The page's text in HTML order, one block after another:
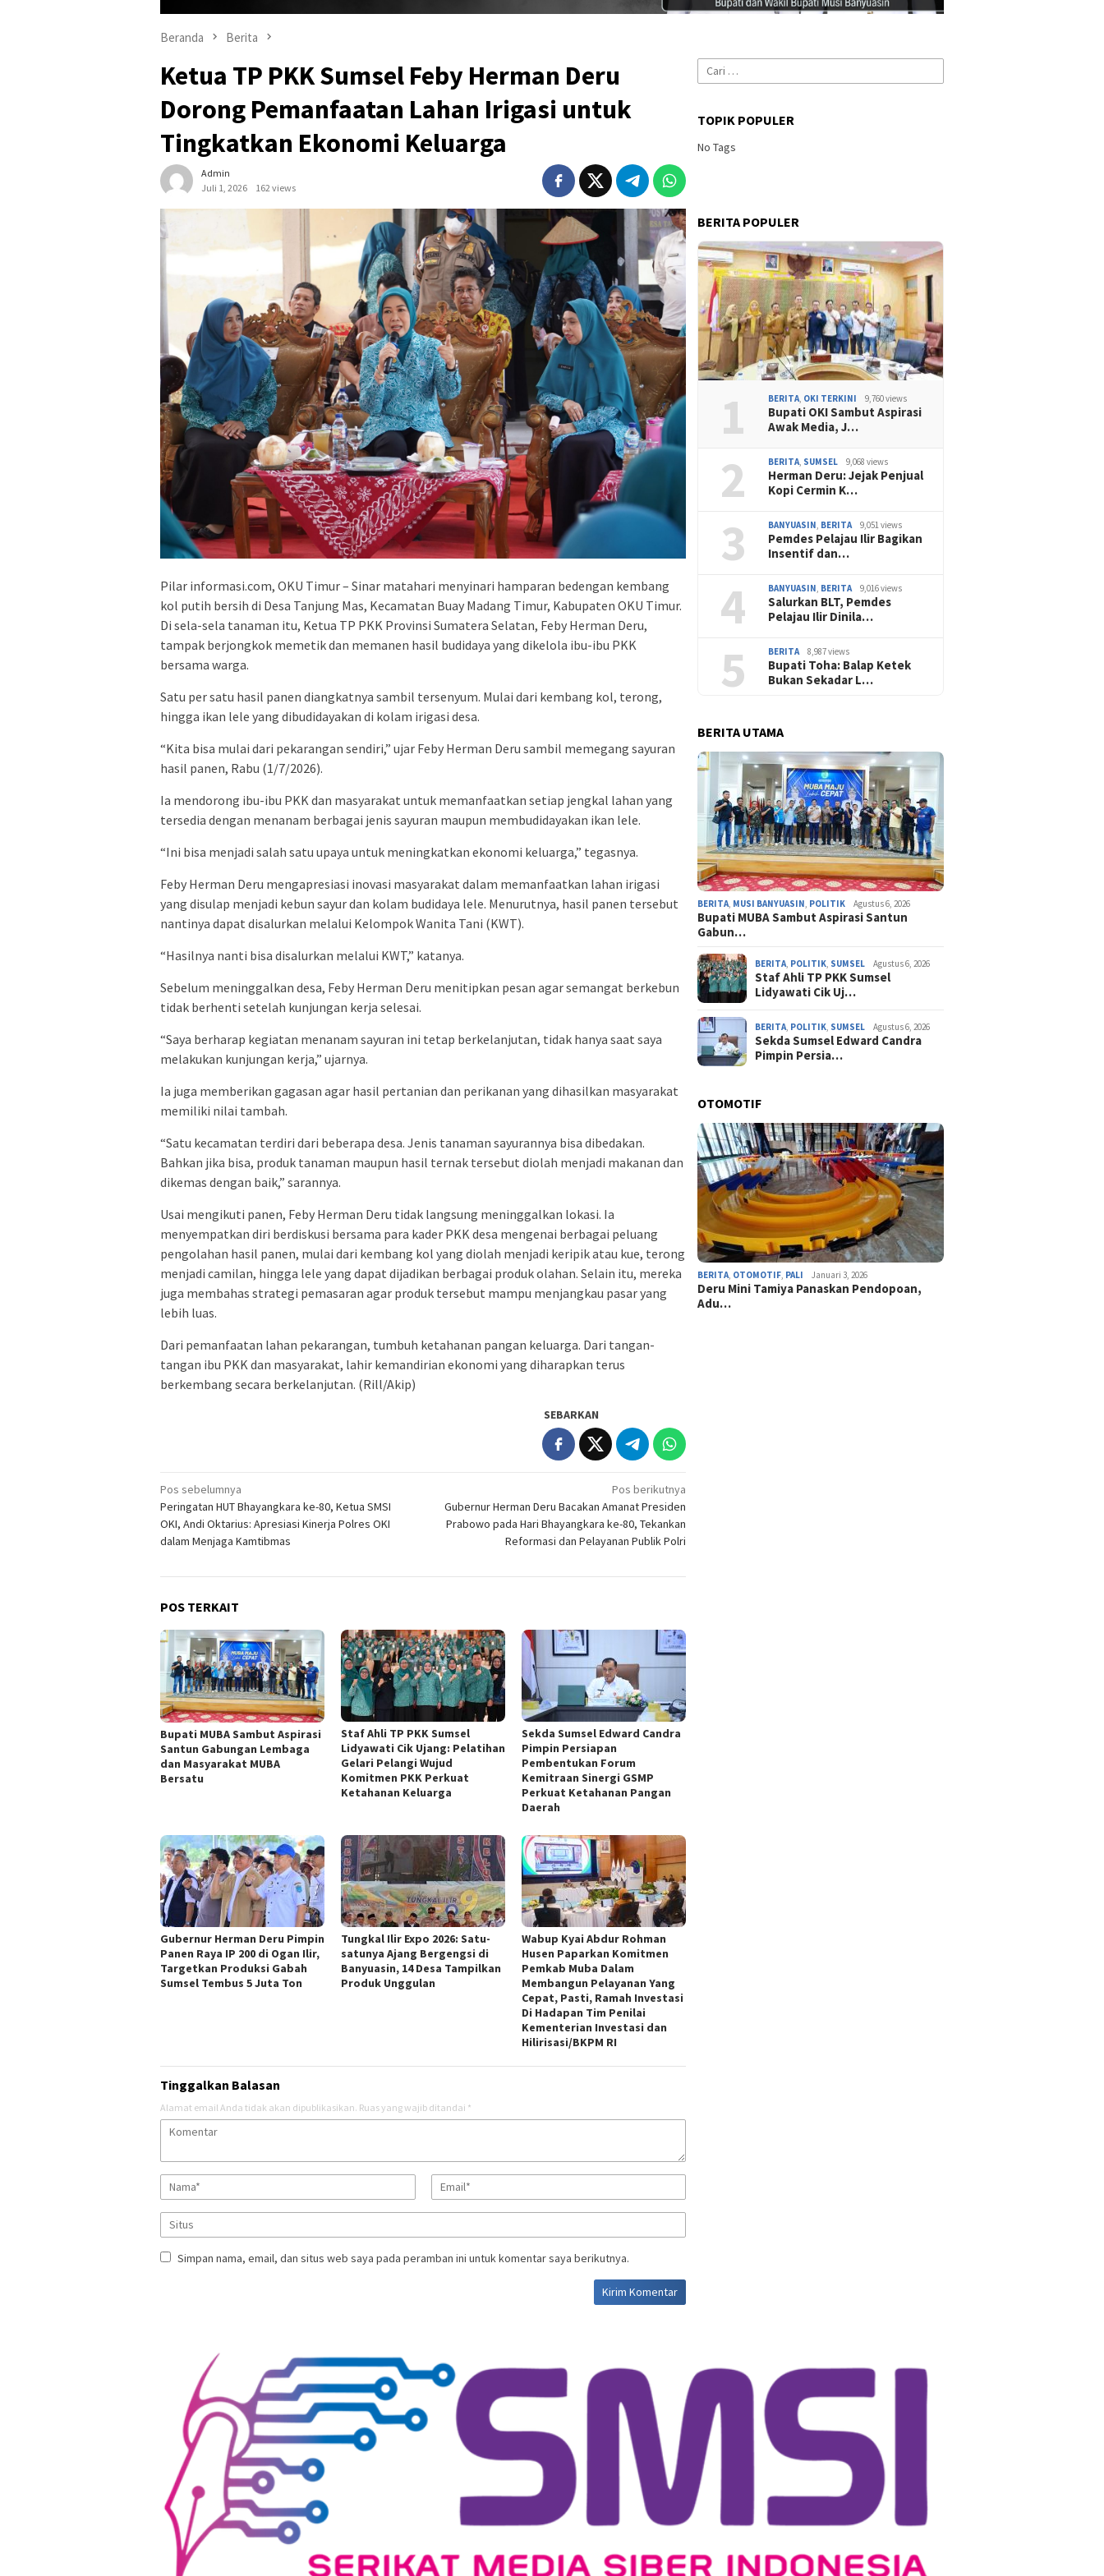
Beranda Berita
Ketua TP PKK Sumsel Feby Herman Deru
Dorong Pemanfaatan Lahan Irigasi untuk
Tingkatkan Ekonomi Keluarga
Admin
Juli 1, 2026
162 views
Pilar informasi.com, OKU Timur – Sinar matahari menyinari hamparan bedengan kembang
kol putih bersih di Desa Tanjung Mas, Kecamatan Buay Madang Timur, Kabupaten OKU Timur.
Di sela-sela tanaman itu, Ketua TP PKK Provinsi Sumatera Selatan, Feby Herman Deru,
tampak berjongkok memetik dan memanen hasil budidaya yang dikelola ibu-ibu PKK
bersama warga.
Satu per satu hasil panen diangkatnya sambil tersenyum. Mulai dari kembang kol, terong,
hingga ikan lele yang dibudidayakan di kolam irigasi desa.
“Kita bisa mulai dari pekarangan sendiri,” ujar Feby Herman Deru sambil memegang sayuran
hasil panen, Rabu (1/7/2026).
Ia mendorong ibu-ibu PKK dan masyarakat untuk memanfaatkan setiap jengkal lahan yang
tersedia dengan menanam berbagai jenis sayuran maupun membudidayakan ikan lele.
“Ini bisa menjadi salah satu upaya untuk meningkatkan ekonomi keluarga,” tegasnya.
Feby Herman Deru mengapresiasi inovasi masyarakat dalam memanfaatkan lahan irigasi
yang disulap menjadi kebun sayur dan kolam budidaya lele. Menurutnya, hasil panen tersebut
nantinya dapat disalurkan melalui Kelompok Wanita Tani (KWT).
“Hasilnya nanti bisa disalurkan melalui KWT,” katanya.
Sebelum meninggalkan desa, Feby Herman Deru menitipkan pesan agar semangat berkebun
tidak berhenti setelah kunjungan kerja selesai.
“Saya berharap kegiatan menanam sayuran ini tetap berkelanjutan, tidak hanya saat saya
melakukan kunjungan kerja,” ujarnya.
Ia juga memberikan gagasan agar hasil pertanian dan perikanan yang dihasilkan masyarakat
memiliki nilai tambah.
“Satu kecamatan terdiri dari beberapa desa. Jenis tanaman sayurannya bisa dibedakan.
Bahkan jika bisa, produk tanaman maupun hasil ternak tersebut diolah menjadi makanan dan
dikemas dengan baik,” sarannya.
Usai mengikuti panen, Feby Herman Deru tidak langsung meninggalkan lokasi. Ia
menyempatkan diri berdiskusi bersama para kader PKK desa mengenai berbagai peluang
pengolahan hasil panen, mulai dari kembang kol yang diolah menjadi keripik atau kue, terong
menjadi camilan, hingga lele yang dapat dijadikan berbagai produk olahan. Selain itu, mereka
juga membahas strategi pemasaran agar produk tersebut mampu menjangkau pasar yang
lebih luas.
Dari pemanfaatan lahan pekarangan, tumbuh ketahanan pangan keluarga. Dari tangan-
tangan ibu PKK dan masyarakat, lahir kemandirian ekonomi yang diharapkan terus
berkembang secara berkelanjutan. (Rill/Akip)
SEBARKAN
Navigasi
pos
Pos sebelumnya
Peringatan HUT Bhayangkara ke-80, Ketua SMSI
OKI, Andi Oktarius: Apresiasi Kinerja Polres OKI
dalam Menjaga Kamtibmas
Pos berikutnya
Gubernur Herman Deru Bacakan Amanat Presiden
Prabowo pada Hari Bhayangkara ke-80, Tekankan
Reformasi dan Pelayanan Publik Polri
POS TERKAIT
Bupati MUBA Sambut Aspirasi
Santun Gabungan Lembaga
dan Masyarakat MUBA
Bersatu
Staf Ahli TP PKK Sumsel
Lidyawati Cik Ujang: Pelatihan
Gelari Pelangi Wujud
Komitmen PKK Perkuat
Ketahanan Keluarga
Sekda Sumsel Edward Candra
Pimpin Persiapan
Pembentukan Forum
Kemitraan Sinergi GSMP
Perkuat Ketahanan Pangan
Daerah
Gubernur Herman Deru Pimpin
Panen Raya IP 200 di Ogan Ilir,
Targetkan Produksi Gabah
Sumsel Tembus 5 Juta Ton
Tungkal Ilir Expo 2026: Satu-
satunya Ajang Bergengsi di
Banyuasin, 14 Desa Tampilkan
Produk Unggulan
Wabup Kyai Abdur Rohman
Husen Paparkan Komitmen
Pemkab Muba Dalam
Membangun Pelayanan Yang
Cepat, Pasti, Ramah Investasi
Di Hadapan Tim Penilai
Kementerian Investasi dan
Hilirisasi/BKPM RI
Tinggalkan Balasan
Alamat email Anda tidak akan dipublikasikan. Ruas yang wajib ditandai *
Simpan nama, email, dan situs web saya pada peramban ini untuk komentar saya berikutnya.
Cari
untuk:
TOPIK POPULER
No Tags
BERITA POPULER
1 BERITA, OKI TERKINI 9,760 views
Bupati OKI Sambut Aspirasi
Awak Media, J…
2 BERITA, SUMSEL 9,068 views
Herman Deru: Jejak Penjual
Kopi Cermin K…
3 BANYUASIN, BERITA 9,051 views
Pemdes Pelajau Ilir Bagikan
Insentif dan…
4 BANYUASIN, BERITA 9,016 views
Salurkan BLT, Pemdes
Pelajau Ilir Dinila…
5 BERITA 8,987 views
Bupati Toha: Balap Ketek
Bukan Sekadar L…
BERITA UTAMA
BERITA, MUSI BANYUASIN, POLITIK Agustus 6, 2026
Bupati MUBA Sambut Aspirasi Santun
Gabun…
BERITA, POLITIK, SUMSEL Agustus 6, 2026
Staf Ahli TP PKK Sumsel
Lidyawati Cik Uj…
BERITA, POLITIK, SUMSEL Agustus 6, 2026
Sekda Sumsel Edward Candra
Pimpin Persia…
OTOMOTIF
BERITA, OTOMOTIF, PALI Januari 3, 2026
Deru Mini Tamiya Panaskan Pendopoan,
Adu…